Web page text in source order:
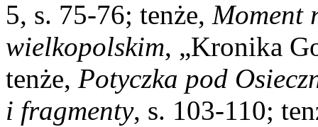
5, s. 75-76; tenże, Moment
wielkopolskim, „Kronika
tenże, Potyczka pod
i fragmenty, s. 103-110;